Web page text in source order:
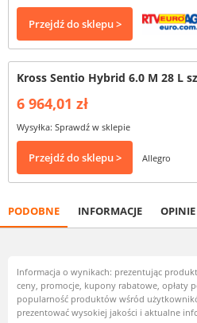
Przejdź do sklepu >
Kross Sentio Hybrid 6.0 M 28 L
6 964,01 zł
Wysyłka: Sprawdź w sklepie
Przejdź do sklepu > Allegro
PODOBNE INFORMACJE OPINIE
Informacja o wynikach: prezentując
ceny, promocje, kupony rabatowe, opłaty
popularność produktów wśród
prezentować wysokiej jakości i aktualne